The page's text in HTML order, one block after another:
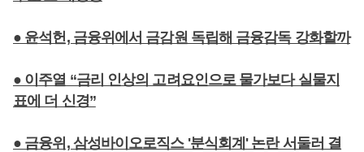
● 윤석헌, 금융위에서 금감원 독립해 금융감독 강화할까
● 이주열 “금리 인상의 고려요인으로 물가보다 실물지
표에 더 신경”
● 금융위, 삼성바이오로직스 '분식회계' 논란 서둘러 결